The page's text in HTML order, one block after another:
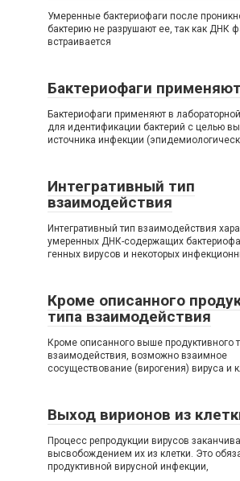
Умеренные бактериофаги после
бактерию не разрушают ее, так как ДНК
встраивается
Бактериофаги применяют
Бактериофаги применяют в
для идентификации бактерий с целью
источника инфекции
Интегративный тип
взаимодействия
Интегративный тип взаимодействия
умеренных ДНК-содержащих
генных вирусов и некоторых
Кроме описанного
типа взаимодействия
Кроме описанного выше продуктивного
взаимодействия, возможно взаимное
сосуществование (вирогения) вируса и
Выход вирионов из
Процесс репродукции вирусов
высвобождением их из клетки. Это
продуктивной вирусной инфекции,